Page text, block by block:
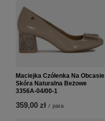
Maciejka Czółenka Na Obcasie
Skóra Naturalna Beżowe
3356A-04/00-1
359,00 zł / para